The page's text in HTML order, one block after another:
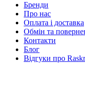
Бренди
Про нас
Оплата і доставка
Обмін та
Контакти
Блог
Відгуки про